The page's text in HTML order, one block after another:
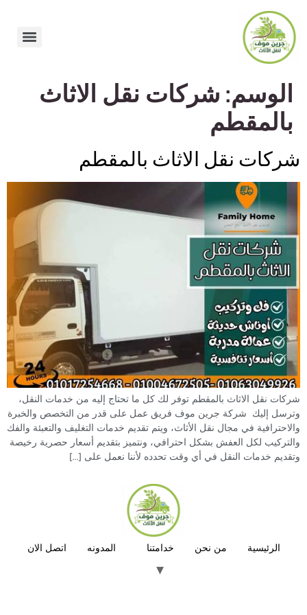
الوسم: شركات نقل الاثاث
بالمقطم
شركات نقل الاثاث بالمقطم
شركات نقل الاثاث بالمقطم توفر لك كل ما تحتاج إليه من خدمات النقل،
وترسل إليك شركة جرين موف فريق عمل على قدر من التخصص والخبرة
والاحترافية في مجال نقل الأثاث، ويتم تقديم خدمات التغليف والتعبئة والفك
والتركيب لكل العفش بشكل احترافي، ونتميز بتقديم أسعار حصرية رخيصة
وتقديم خدمات النقل في أي وقت تحدده لأننا نعمل على […]
الرئيسية من نحن خدامتنا المدونه اتصل الان